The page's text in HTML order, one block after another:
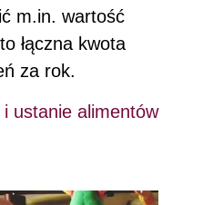
m.in. wartość
łączna kwota
za rok.
ustanie alimentów